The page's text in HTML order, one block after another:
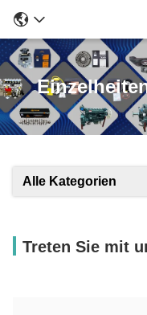
Alle Kategorien
Treten Sie mit